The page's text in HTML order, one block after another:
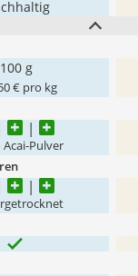
100 g
€ pro kg
Acai-Pulver